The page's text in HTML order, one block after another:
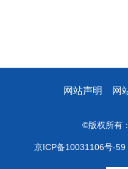
网站声明 网
©版权所有
京ICP备10031106号-59